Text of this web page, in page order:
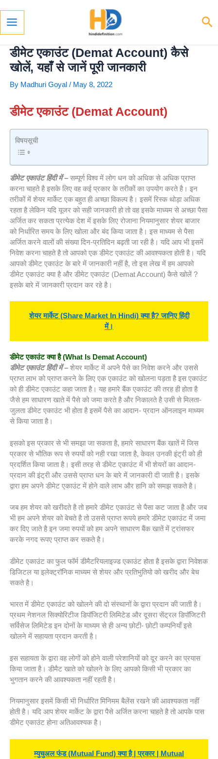
Content
Main
Menu
डीमेट एकाउंट (Demat Account) कैसे
खोलें, यहाँ से जानें पूरी जानकारी
By Madhuri Goyal / May 8, 2022
डीमेट एकाउंट (Demat Account)
विषयसूची
डीमेट एकाउंट हिंदी में – सम्पूर्ण विश्व में लोग धन को अधिक से अधिक प्राप्त
करना चाहते है इसके लिए वह कई प्रकार के तरीकों का उपयोग करते है। इन
तरीकों में शेयर मार्केट एक बहुत ही अच्छा विकल्प है। इसमें रिस्क थोड़ा अधिक
रहता है लेकिन यदि यूजर को सही जानकारी हो तो वह इसके माध्यम से अच्छा पैसा
अर्जित कर सकता प्रत्येक देश में इसके लिए रोजाना नियमानुसार शेयर बाजार
को निर्धारित समय के लिए खोला और बंद किया जाता है। इस माध्यम से पैसा
अर्जित करने वालों की संख्या दिन-प्रतिदिन बढ़ती जा रही है। यदि आप भी इसमें
निवेश करना चाहते है तो आपको एक डीमेट एकाउंट की आवश्यकता होती है। यदि
आपको डीमेट एकाउंट के बारे में जानकारी नहीं है, तो इस लेख में हम आपको
डीमेट एकाउंट क्या है और डीमेट एकाउंट (Demat Account) कैसे खोलें ?
इसके बारे में जानकारी प्रदान कर रहे है।
शेयर मार्केट (Share Market In Hindi) क्या है? जानिए हिंदी
में।
डीमेट एकाउंट क्या है (What Is Demat Account)
डीमेट एकाउंट हिंदी में – शेयर मार्केट में अपने पैसे का निवेश करने और उससे
प्राप्त लाभ को प्राप्त करने के लिए एक एकाउंट को खोलना पड़ता है इस एकाउंट
को ही डीमेट एकाउंट कहा जाता है। यह हमारे बैंक एकाउंट की तरह ही होता है
जैसे हम साधारण खाते में पैसे को जमा करते है और निकालते है उसी से मिलता-
जुलता डीमेट एकाउंट भी होता है इसमें पैसे का आदान- प्रदान ऑनलाइन माध्यम
से किया जाता है।
इसको इस प्रकार से भी समझा जा सकता है, हमारे साधारण बैंक खातें में जिस
प्रकार से भौतिक रूप से रुपयों को नही रखा जाता है, केवल उनकी इंट्री को ही
प्रदर्शित किया जाता है। इसी तरह से डीमेट एकाउंट में भी शेयरों का आदान-
प्रदान की इंट्री और उससे प्राप्त धन के बारे में जानकारी दी जाती है। इसके
द्वारा हम अपने डीमेट एकाउंट में होने वाले लाभ और हानि को समझ सकते है।
जब हम शेयर को खरीदते है तो हमारे डीमेट एकाउंट से पैसा कट जाता है और जब
भी हम अपने शेयर को बेचते है तो उससे प्राप्त रूपये हमारे डीमेट एकाउंट में जमा
कर दिए जाते है इन जमा रुपयों को हम अपने साधारण बैंक खातें में ट्रांसफर
करके नगद रूपए प्राप्त कर सकते है।
डीमेट एकाउंट का फुल फॉर्म डीमैटरियलाइज्ड एकाउंट होता है इसके द्वारा निवेशक
डिजिटल या इलेक्ट्रॉनिक माध्यम से शेयर और प्रतिभुतियो को खरीद और बेच
सकते है।
भारत में डीमेट एकाउंट को खोलने की दो संस्थानों के द्वारा प्रदान की जाती है।
प्रथम नेशनल सिक्योरिटीज डिपॉजिटरी लिमिटेड और दूसरा सेंट्रल डिपॉजिटरी
सर्विसेज लिमिटेड इन दोनों के माध्यम से ही अन्य छोटी- छोटी कम्पनियाँ इसे
खोलने में सहायता प्रदान करती है।
इस सहायता के द्वारा वह लोगों को होने वाली परेशानियों को दूर करने का प्रयास
किया जाता है। डीमैट खाते को खोलने के लिए आपको किसी भी प्रकार का
भुगतान करने की आवश्यकता नहीं रहती है।
नियमानुसार इसमें किसी भी निर्धारित मिनिमम बैलेंस रखने की आवश्यकता नहीं
होती है। यदि आप शेयर मार्केट के द्वारा पैसे अर्जित करना चाहते है तो आपके पास
डीमेट एकाउंट होना अतिआवश्यक है।
म्युचुअल फंड (Mutual Fund) क्या है | प्रकार | Mutual